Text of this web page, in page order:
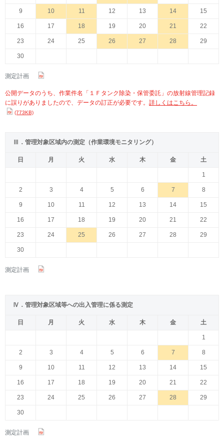
9 10 11 12 13 14 15
16 17 18 19 20 21 22
23 24 25 26 27 28 29
30
測定計画
公開データのうち、作業件名「１Ｆタンク除染・保管委託」の放射線管理記録
に誤りがありましたので、データの訂正が必要です。 詳しくはこちら。
(773KB)
Ⅲ．管理対象区域内の測定（作業環境モニタリング）
日 月 火 水 木 金 土
1
2 3 4 5 6 7 8
9 10 11 12 13 14 15
16 17 18 19 20 21 22
23 24 25 26 27 28 29
30
測定計画
Ⅳ．管理対象区域等への出入管理に係る測定
日 月 火 水 木 金 土
1
2 3 4 5 6 7 8
9 10 11 12 13 14 15
16 17 18 19 20 21 22
23 24 25 26 27 28 29
30
測定計画